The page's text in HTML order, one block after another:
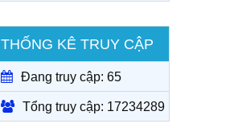
THỐNG KÊ TRUY CẬP
Đang truy cập: 65
Tổng truy cập: 17234289